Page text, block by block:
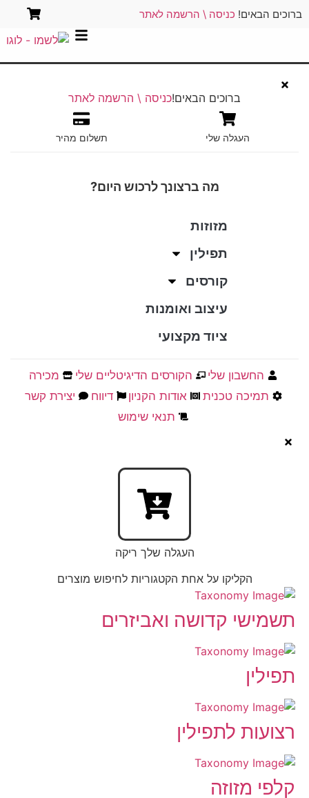
ברוכים הבאים! כניסה \ הרשמה לאתר
ברוכים הבאים!כניסה \ הרשמה לאתר
העגלה שלי תשלום מהיר
מה ברצונך לרכוש היום?
מזוזות
תפילין
קורסים
עיצוב ואומנות
ציוד מקצועי
החשבון שלי הקורסים הדיגיטליים שלי
מכירה
תמיכה טכנית
אודות הקניון דיווח
יצירת קשר
תנאי שימוש
העגלה שלך ריקה
הקליקו על אחת הקטגוריות לחיפוש מוצרים
תשמישי קדושה ואביזרים
תפילין
רצועות לתפילין
קלפי מזוזה